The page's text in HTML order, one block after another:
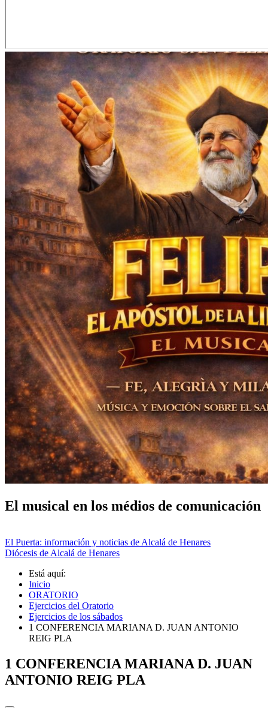
El musical en los médios de comunicación
El Puerta: información y noticias de Alcalá de Henares
Diócesis de Alcalá de Henares
Está aquí:
Inicio
ORATORIO
Ejercicios del Oratorio
Ejercicios de los sábados
1 CONFERENCIA MARIANA D. JUAN ANTONIO
REIG PLA
1 CONFERENCIA MARIANA D. JUAN
ANTONIO REIG PLA